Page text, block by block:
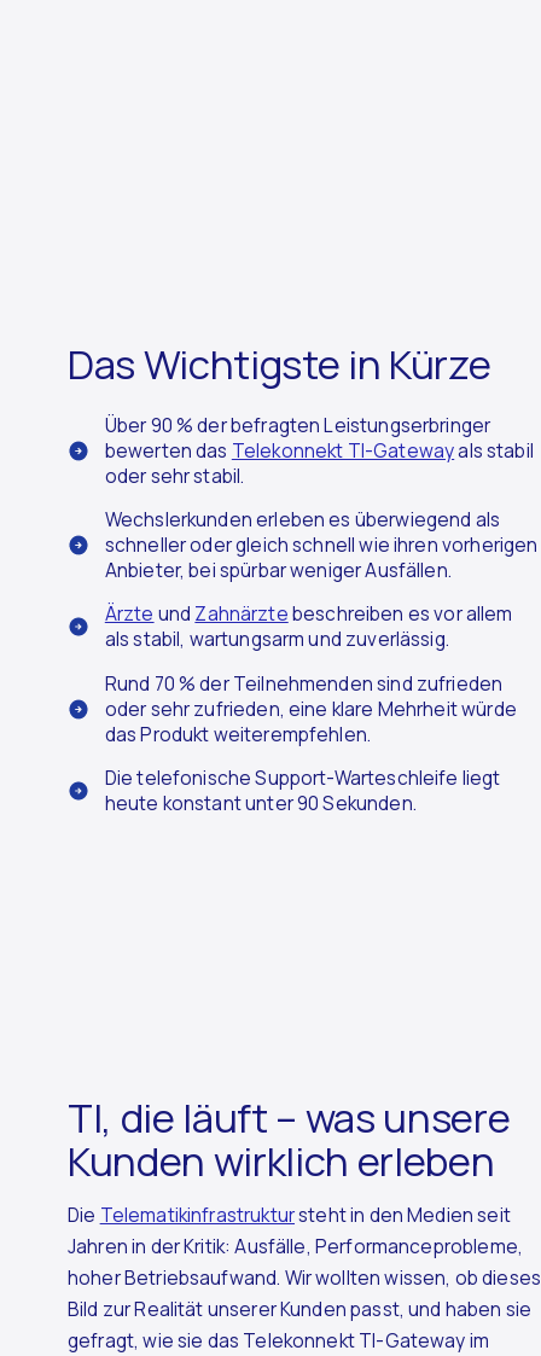
Das Wichtigste in Kürze
Über 90 % der befragten Leistungserbringer
bewerten das Telekonnekt TI-Gatewayals stabil
oder sehr stabil.
Wechslerkunden erleben es überwiegend als
schneller oder gleich schnell wie ihren vorherigen
Anbieter, bei spürbar weniger Ausfällen.
Ärzte und Zahnärztebeschreiben es vor allem
als stabil, wartungsarm und zuverlässig.
Rund 70 % der Teilnehmenden sind zufrieden
oder sehr zufrieden, eine klare Mehrheit würde
das Produkt weiterempfehlen.
Die telefonische Support-Warteschleife liegt
heute konstant unter 90 Sekunden.
TI, die läuft – was unsere
Kunden wirklich erleben
Die Telematikinfrastruktursteht in den Medien seit
Jahren in der Kritik: Ausfälle, Performanceprobleme,
hoher Betriebsaufwand. Wir wollten wissen, ob dieses
Bild zur Realität unserer Kunden passt, und haben sie
gefragt, wie sie das Telekonnekt TI-Gateway im